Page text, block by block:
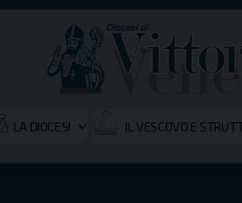
LA DIOCESI IL VESCOVO E